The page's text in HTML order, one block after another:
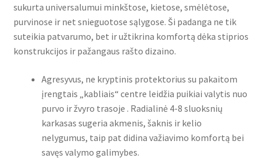
sukurta universalumui minkštose, kietose, smėlėtose,
purvinose ir net snieguotose sąlygose. Ši padanga ne tik
suteikia patvarumo, bet ir užtikrina komfortą dėka stiprios
konstrukcijos ir pažangaus rašto dizaino.
Agresyvus, ne kryptinis protektorius su pakaitom
įrengtais „kabliais“ centre leidžia puikiai valytis nuo
purvo ir žvyro trasoje . Radialinė 4-8 sluoksnių
karkasas sugeria akmenis, šaknis ir kelio
nelygumus, taip pat didina važiavimo komfortą bei
savęs valymo galimybes.